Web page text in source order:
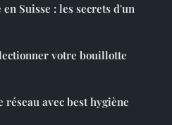
Suisse : les secrets d'un
votre bouillotte
avec best hygiène